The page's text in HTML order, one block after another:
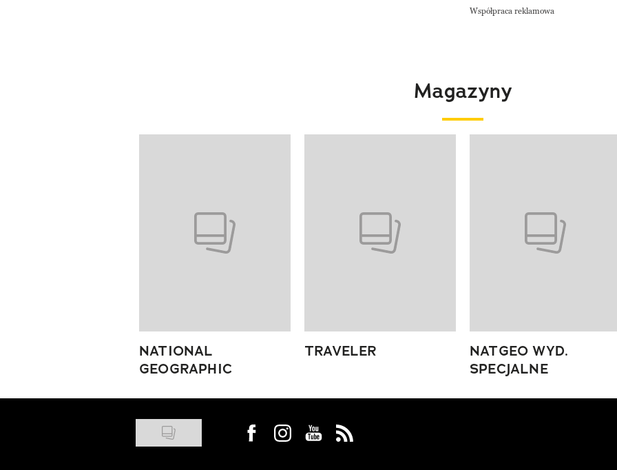
Współpraca reklamowa
Magazyny
NATIONAL
GEOGRAPHIC
TRAVELER
NATGEO WYD.
SPECJALNE
Visit us on Facebook
Visit us on Instagram
Visit us on Youtube
Visit us on Rss